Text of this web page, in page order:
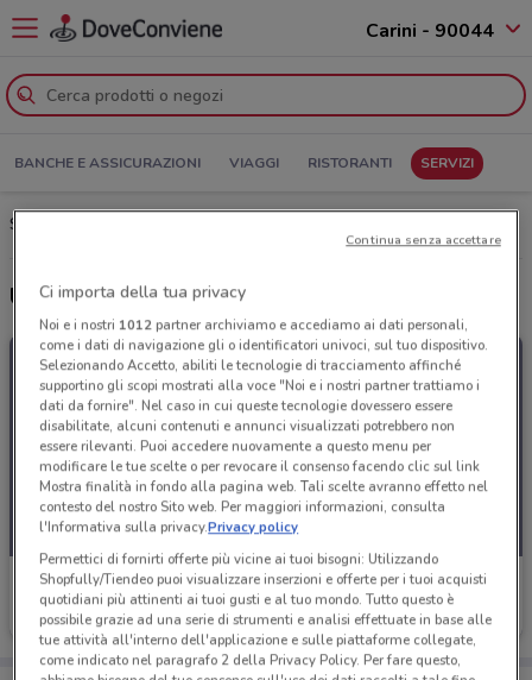
Carini - 90044
BANCHE E ASSICURAZIONI VIAGGI RISTORANTI SERVIZI
Spazio Enel Carini: Volantino, Orari di apertura e Indirizzi
Ultime offerte del volantino Spazio Enel
Spazio Enel
Scade il 15/09 14.8 km
Ci importa della tua privacy
Noi e i nostri 1012partner archiviamo e accediamo ai dati personali,
come i dati di navigazione gli o identificatori univoci, sul tuo dispositivo.
Selezionando Accetto, abiliti le tecnologie di tracciamento affinché
supportino gli scopi mostrati alla voce "Noi e i nostri partner trattiamo i
dati da fornire". Nel caso in cui queste tecnologie dovessero essere
disabilitate, alcuni contenuti e annunci visualizzati potrebbero non
essere rilevanti. Puoi accedere nuovamente a questo menu per
modificare le tue scelte o per revocare il consenso facendo clic sul link
Mostra finalità in fondo alla pagina web. Tali scelte avranno effetto nel
contesto del nostro Sito web. Per maggiori informazioni, consulta
l'Informativa sulla privacy.Privacy policy
Permettici di fornirti offerte più vicine ai tuoi bisogni: Utilizzando
Shopfully/Tiendeo puoi visualizzare inserzioni e offerte per i tuoi acquisti
quotidiani più attinenti ai tuoi gusti e al tuo mondo. Tutto questo è
possibile grazie ad una serie di strumenti e analisi effettuate in base alle
tue attività all'interno dell'applicazione e sulle piattaforme collegate,
come indicato nel paragrafo 2 della Privacy Policy. Per fare questo,
Continua senza accettare